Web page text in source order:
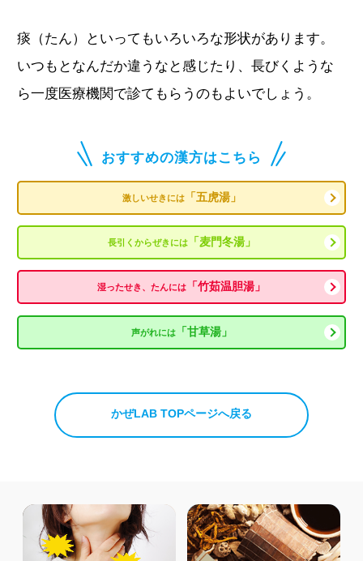
痰（たん）といってもいろいろな形状があります。
いつもとなんだか違うなと感じたり、長びくような
ら一度医療機関で診てもらうのもよいでしょう。
おすすめの漢方はこちら
激しいせきには「五虎湯」
長引くからぜきには「麦門冬湯」
湿ったせき、たんには 「竹茹温胆湯」
声がれには「甘草湯」
かぜLAB TOPページへ戻る